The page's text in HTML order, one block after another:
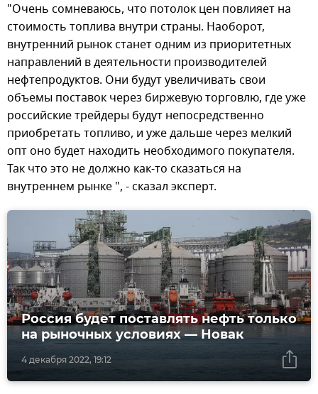
"Очень сомневаюсь, что потолок цен повлияет на
стоимость топлива внутри страны. Наоборот,
внутренний рынок станет одним из приоритетных
направлений в деятельности производителей
нефтепродуктов. Они будут увеличивать свои
объемы поставок через биржевую торговлю, где уже
российские трейдеры будут непосредственно
приобретать топливо, и уже дальше через мелкий
опт оно будет находить необходимого покупателя.
Так что это не должно как-то сказаться на
внутреннем рынке ", - сказал эксперт.
4 декабря 2022, 19:12
Россия будет поставлять нефть только
на рыночных условиях — Новак